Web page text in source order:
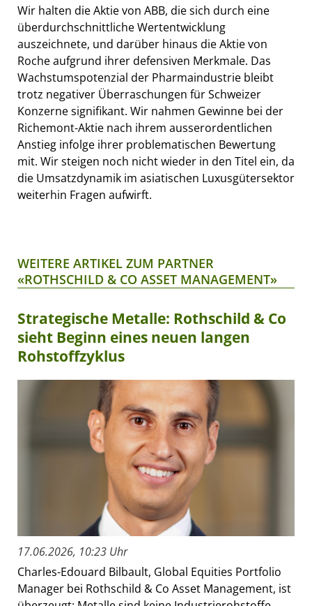
Wir halten die Aktie von ABB, die sich durch eine
überdurchschnittliche Wertentwicklung
auszeichnete, und darüber hinaus die Aktie von
Roche aufgrund ihrer defensiven Merkmale. Das
Wachstumspotenzial der Pharmaindustrie bleibt
trotz negativer Überraschungen für Schweizer
Konzerne signifikant. Wir nahmen Gewinne bei der
Richemont-Aktie nach ihrem ausserordentlichen
Anstieg infolge ihrer problematischen Bewertung
mit. Wir steigen noch nicht wieder in den Titel ein, da
die Umsatzdynamik im asiatischen Luxusgütersektor
weiterhin Fragen aufwirft.
WEITERE ARTIKEL ZUM PARTNER
«ROTHSCHILD & CO ASSET MANAGEMENT»
Strategische Metalle: Rothschild & Co
sieht Beginn eines neuen langen
Rohstoffzyklus
17.06.2026, 10:23 Uhr
Charles-Edouard Bilbault, Global Equities Portfolio
Manager bei Rothschild & Co Asset Management, ist